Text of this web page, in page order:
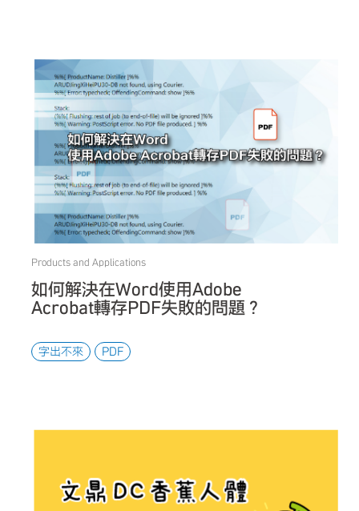
Products and Applications
如何解決在Word使用Adobe
Acrobat轉存PDF失敗的問題？
字出不來 PDF